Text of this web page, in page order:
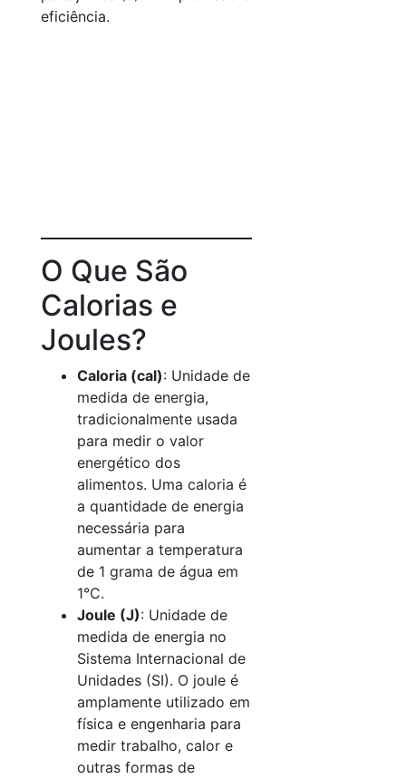
eficiência.
O Que São
Calorias e
Joules?
Caloria (cal): Unidade de
medida de energia,
tradicionalmente usada
para medir o valor
energético dos
alimentos. Uma caloria é
a quantidade de energia
necessária para
aumentar a temperatura
de 1 grama de água em
1°C.
Joule (J): Unidade de
medida de energia no
Sistema Internacional de
Unidades (SI). O joule é
amplamente utilizado em
física e engenharia para
medir trabalho, calor e
outras formas de